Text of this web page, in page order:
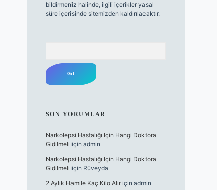
bildirmeniz halinde, ilgili içerikler yasal
süre içerisinde sitemizden kaldırılacaktır.
SON YORUMLAR
Narkolepsi Hastalığı Için Hangi Doktora
Gidilmeli için admin
Narkolepsi Hastalığı Için Hangi Doktora
Gidilmeli için Rüveyda
2 Aylık Hamile Kaç Kilo Alıriçin admin